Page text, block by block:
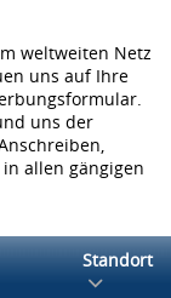
weltweiten Netz
uns auf Ihre
uns der
allen gängigen
Standort